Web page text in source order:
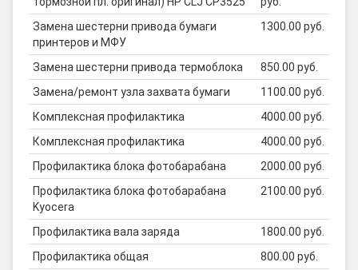
Замена шестерни привода бумаги
принтеров и МФУ
1300.00 руб.
Замена шестерни привода термоблока
850.00 руб.
Замена/ремонт узла захвата бумаги
1100.00 руб.
Комплексная профилактика
4000.00 руб.
Комплексная профилактика
4000.00 руб.
Профилактика блока фотобарабана
2000.00 руб.
Профилактика блока фотобарабана
Kyocera
2100.00 руб.
Профилактика вала заряда
1800.00 руб.
Профилактика общая
800.00 руб.